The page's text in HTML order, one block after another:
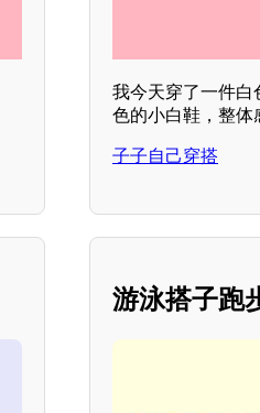
我今天穿了一件白
色的小白鞋，整体
子子自己穿搭
游泳搭子跑